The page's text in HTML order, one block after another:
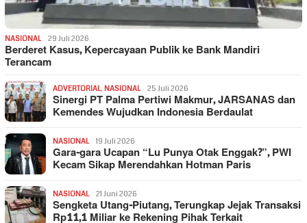
NASIONAL 29 Juli 2026
Berderet Kasus, Kepercayaan Publik ke Bank Mandiri
Terancam
ADVERTORIAL, NASIONAL 25 Juli 2026
Sinergi PT Palma Pertiwi Makmur, JARSANAS dan
Kemendes Wujudkan Indonesia Berdaulat
NASIONAL 19 Juli 2026
Gara-gara Ucapan “Lu Punya Otak Enggak?”, PWI
Kecam Sikap Merendahkan Hotman Paris
NASIONAL 21 Juni 2026
Sengketa Utang-Piutang, Terungkap Jejak Transaksi
Rp11,1 Miliar ke Rekening Pihak Terkait